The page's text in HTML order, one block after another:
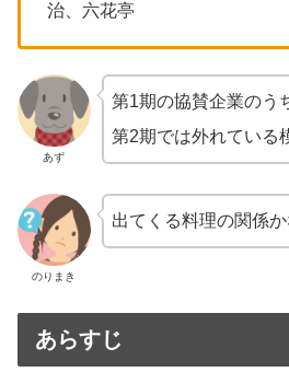
治、六花亭
あず
第1期の協賛企業のう
第2期では外れている
のりまき
出てくる料理の関係か
あらすじ